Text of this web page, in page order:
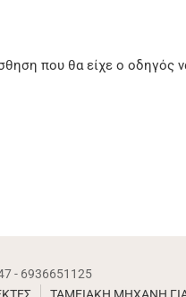
που θα είχε ο οδηγός
- 6936651125